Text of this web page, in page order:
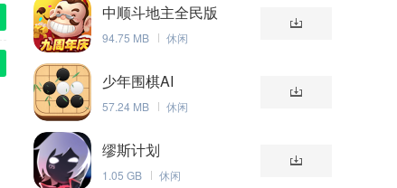
中顺斗地主全民版
94.75 MB 休闲
少年围棋AI
57.24 MB 休闲
缪斯计划
1.05 GB 休闲